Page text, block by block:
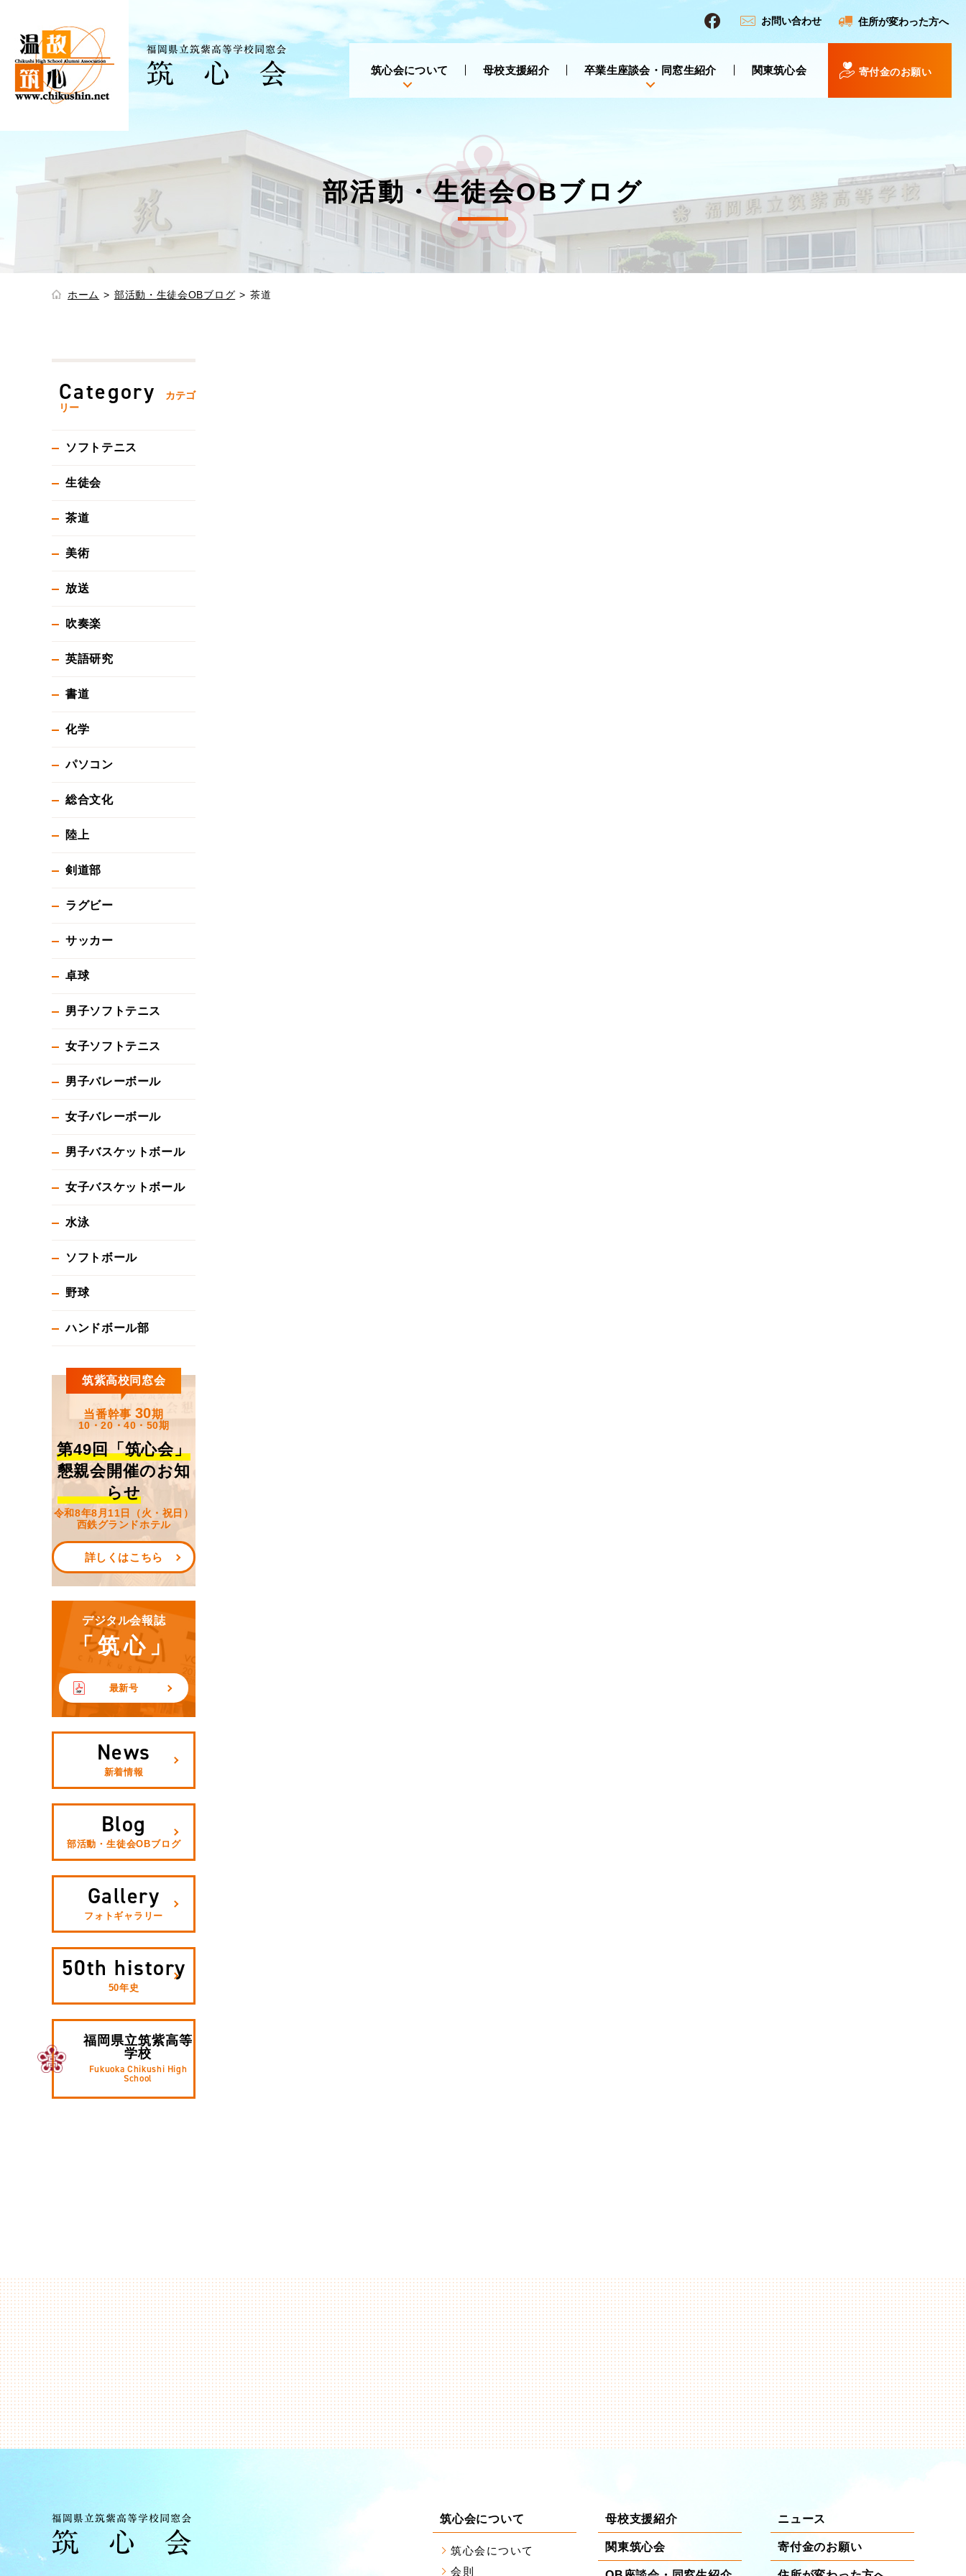
お問い合わせ 住所が変わった方へ
筑心会について 母校支援紹介 卒業生座談会・同窓生紹介 関東筑心会 寄付金のお願い
部活動・生徒会OBブログ
ホーム 部活動・生徒会OBブログ 茶道
Category
カテゴ
リー
ソフトテニス
生徒会
茶道
美術
放送
吹奏楽
英語研究
書道
化学
パソコン
総合文化
陸上
剣道部
ラグビー
サッカー
卓球
男子ソフトテニス
女子ソフトテニス
男子バレーボール
女子バレーボール
男子バスケットボール
女子バスケットボール
水泳
ソフトボール
野球
ハンドボール部
筑紫高校同窓会
当番幹事 30期
10・20・40・50期
第49回「筑心会」
懇親会開催のお知
らせ
令和8年8月11日（火・祝日）
西鉄グランドホテル
詳しくはこちら
デジタル会報誌
「筑心」
最新号
News
新着情報
Blog
部活動・生徒会OBブログ
Gallery
フォトギャラリー
50th history
50年史
福岡県立筑紫高等
学校
Fukuoka Chikushi High
School
筑心会について
筑心会について
会則
母校支援紹介
関東筑心会
ニュース
寄付金のお願い